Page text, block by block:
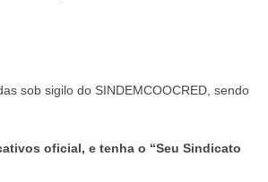
sob sigilo do SINDEMCOOCRED, sendo
oficial, e tenha o “Seu Sindicato